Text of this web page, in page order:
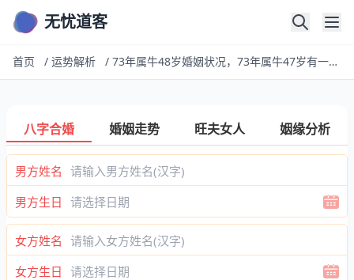
无忧道客
首页 / 运势解析 / 73年属牛48岁婚姻状况，73年属牛47岁有一灾婚姻
八字合婚 婚姻走势 旺夫女人 姻缘分析
男方姓名
男方生日
女方姓名
女方生日